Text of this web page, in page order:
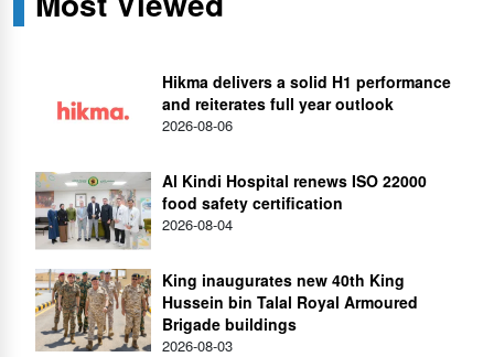
Hikma delivers a solid H1 performance
and reiterates full year outlook
2026-08-06
Al Kindi Hospital renews ISO 22000
food safety certification
2026-08-04
King inaugurates new 40th King
Hussein bin Talal Royal Armoured
Brigade buildings
2026-08-03